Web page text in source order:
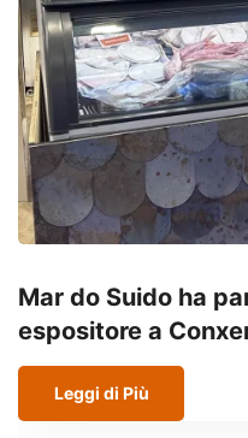
Mar do Suido ha
espositore a
Leggi di Più